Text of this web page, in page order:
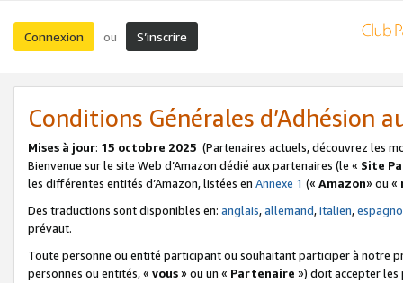
Connexion ou S’inscrire
Conditions Générales d’Adhésion
Mises à jour: 15 octobre 2025 (Partenaires actuels, découvrez les
Bienvenue sur le site Web d’Amazon dédié aux partenaires (le « Site
les différentes entités d’Amazon, listées en Annexe 1 (« Amazon» ou «
Des traductions sont disponibles en: anglais,allemand,italien,
prévaut.
Toute personne ou entité participant ou souhaitant participer à notre
personnes ou entités, « vous» ou un « Partenaire ») doit accepter les